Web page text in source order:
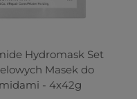
Hydromask Set
Masek do
- 4x42g